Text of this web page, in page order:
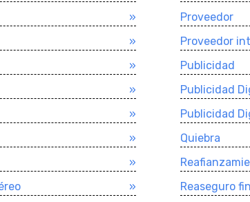
»
»
»
»
»
»
»
»
Proveedor
Proveedor
Publicidad
Publicidad
Publicidad
Quiebra
Reaseguro